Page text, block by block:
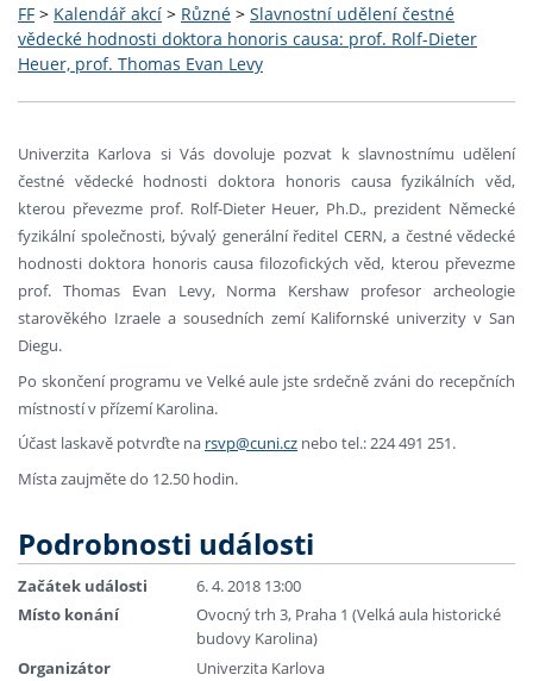
FF > Kalendář akcí > Různé > Slavnostní udělení čestné
vědecké hodnosti doktora honoris causa: prof. Rolf-Dieter
Heuer, prof. Thomas Evan Levy
Univerzita Karlova si Vás dovoluje pozvat k slavnostnímu udělení
čestné vědecké hodnosti doktora honoris causa fyzikálních věd,
kterou převezme prof. Rolf-Dieter Heuer, Ph.D., prezident Německé
fyzikální společnosti, bývalý generální ředitel CERN, a čestné vědecké
hodnosti doktora honoris causa filozofických věd, kterou převezme
prof. Thomas Evan Levy, Norma Kershaw profesor archeologie
starověkého Izraele a sousedních zemí Kalifornské univerzity v San
Diegu.
Po skončení programu ve Velké aule jste srdečně zváni do recepčních
místností v přízemí Karolina.
Účast laskavě potvrďte na rsvp@cuni.cz nebo tel.: 224 491 251.
Místa zaujměte do 12.50 hodin.
Podrobnosti události
Začátek události
6. 4. 2018 13:00
Místo konání
Ovocný trh 3, Praha 1 (Velká aula historické
budovy Karolina)
Organizátor
Univerzita Karlova